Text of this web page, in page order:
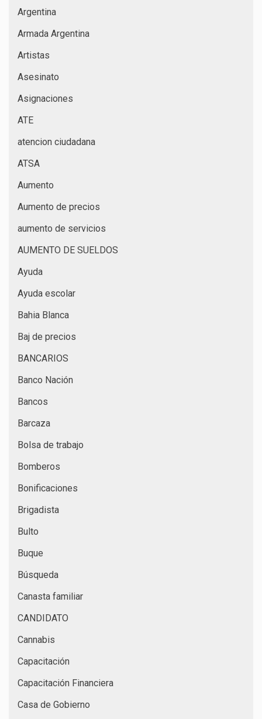
Argentina
Armada Argentina
Artistas
Asesinato
Asignaciones
ATE
atencion ciudadana
ATSA
Aumento
Aumento de precios
aumento de servicios
AUMENTO DE SUELDOS
Ayuda
Ayuda escolar
Bahia Blanca
Baj de precios
BANCARIOS
Banco Nación
Bancos
Barcaza
Bolsa de trabajo
Bomberos
Bonificaciones
Brigadista
Bulto
Buque
Búsqueda
Canasta familiar
CANDIDATO
Cannabis
Capacitación
Capacitación Financiera
Casa de Gobierno